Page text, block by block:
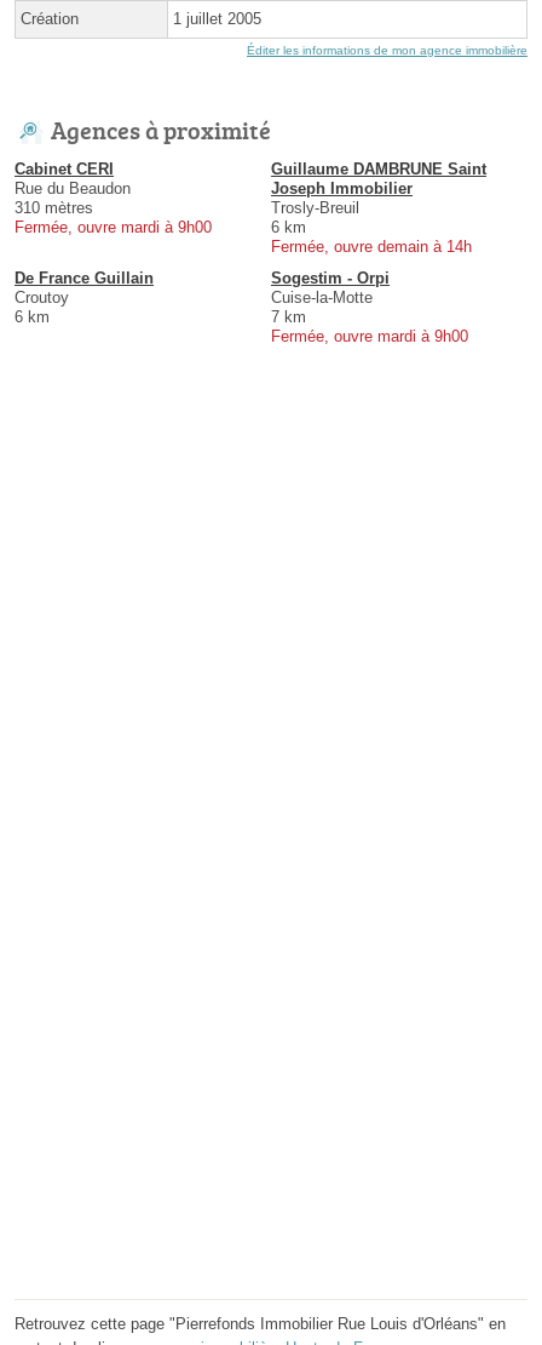
Création 1 juillet 2005
Éditer les informations de mon agence immobilière
Agences à proximité
Cabinet CERI
Rue du Beaudon
310 mètres
Fermée, ouvre mardi à 9h00
Guillaume DAMBRUNE Saint
Joseph Immobilier
Trosly-Breuil
6 km
Fermée, ouvre demain à 14h
De France Guillain
Croutoy
6 km
Sogestim - Orpi
Cuise-la-Motte
7 km
Fermée, ouvre mardi à 9h00
Retrouvez cette page "Pierrefonds Immobilier Rue Louis d'Orléans" en